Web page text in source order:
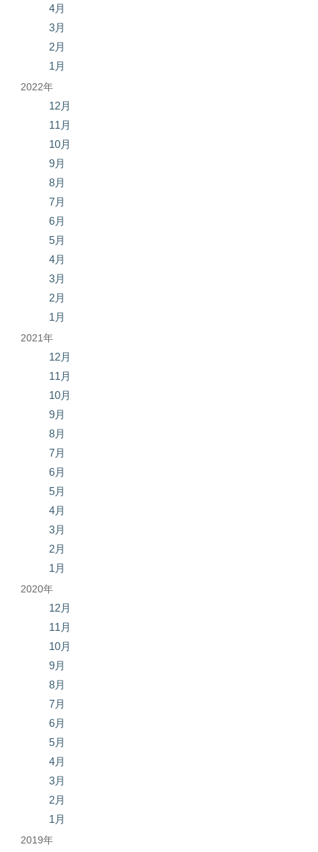
4月
3月
2月
1月
2022年
12月
11月
10月
9月
8月
7月
6月
5月
4月
3月
2月
1月
2021年
12月
11月
10月
9月
8月
7月
6月
5月
4月
3月
2月
1月
2020年
12月
11月
10月
9月
8月
7月
6月
5月
4月
3月
2月
1月
2019年